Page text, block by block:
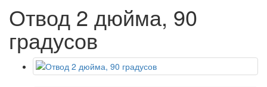
Отвод 2 дюйма, 90
градусов